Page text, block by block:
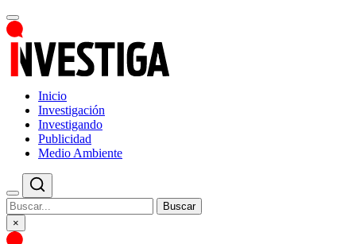
Inicio
Investigación
Investigando
Publicidad
Medio Ambiente
Buscar
×